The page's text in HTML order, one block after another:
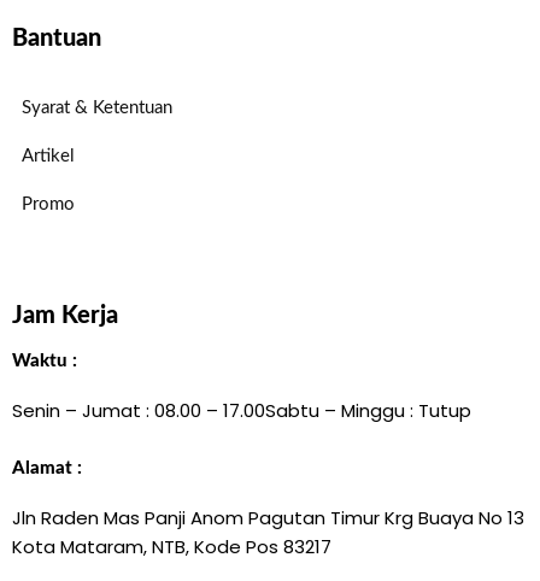
Bantuan
Syarat & Ketentuan
Artikel
Promo
Jam Kerja
Waktu :
Senin – Jumat : 08.00 – 17.00Sabtu – Minggu : Tutup
Alamat :
Jln Raden Mas Panji Anom Pagutan Timur Krg Buaya No 13
Kota Mataram, NTB, Kode Pos 83217